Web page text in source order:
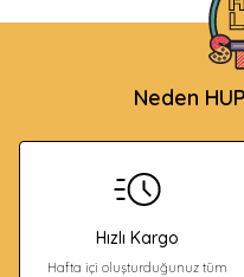
Neden
Hızlı Kargo
Hafta içi oluşturduğunuz tüm